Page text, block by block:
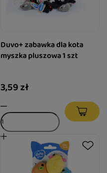
Duvo+ zabawka dla kota
myszka pluszowa 1 szt
3,59 zł